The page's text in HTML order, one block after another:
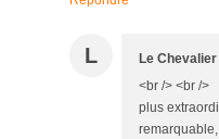
L Le
<br /> <br />
plus